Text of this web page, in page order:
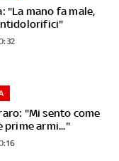
"La mano fa male,
"Mi sento come
prime armi..."